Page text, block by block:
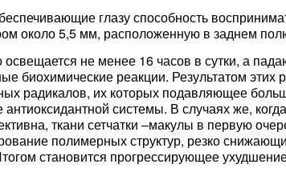
глазу способность
около 5,5 мм, расположенную в заднем
не менее 16 часов в сутки, а
биохимические реакции. Результатом этих
радикалов, их которых подавляющее
системы. В случаях же,
ткани сетчатки –макулы в первую
полимерных структур, резко
становится прогрессирующее